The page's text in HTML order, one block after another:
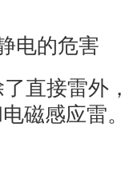
的危害
接雷外，
磁感应雷